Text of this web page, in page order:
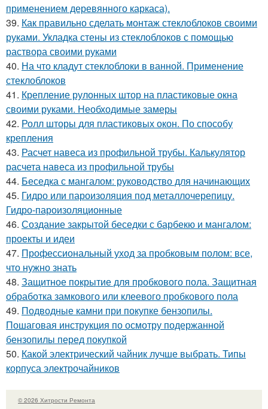
применением деревянного каркаса).
39. Как правильно сделать монтаж стеклоблоков своими
руками. Укладка стены из стеклоблоков с помощью
раствора своими руками
40. На что кладут стеклоблоки в ванной. Применение
стеклоблоков
41. Крепление рулонных штор на пластиковые окна
своими руками. Необходимые замеры
42. Ролл шторы для пластиковых окон. По способу
крепления
43. Расчет навеса из профильной трубы. Калькулятор
расчета навеса из профильной трубы
44. Беседка с мангалом: руководство для начинающих
45. Гидро или пароизоляция под металлочерепицу.
Гидро-пароизоляционные
46. Создание закрытой беседки с барбекю и мангалом:
проекты и идеи
47. Профессиональный уход за пробковым полом: все,
что нужно знать
48. Защитное покрытие для пробкового пола. Защитная
обработка замкового или клеевого пробкового пола
49. Подводные камни при покупке бензопилы.
Пошаговая инструкция по осмотру подержанной
бензопилы перед покупкой
50. Какой электрический чайник лучше выбрать. Типы
корпуса электрочайников
© 2026 Хитрости Ремонта